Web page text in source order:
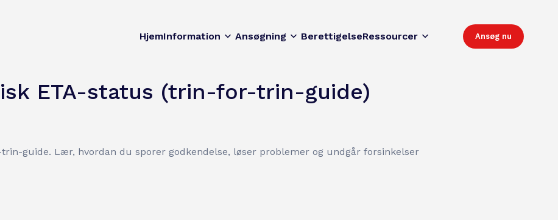
HjemInformation Ansøgning BerettigelseRessourcer Ansøg nu
ETA-status (trin-for-trin-guide)
guide. Lær, hvordan du sporer godkendelse, løser problemer og undgår forsinkelser